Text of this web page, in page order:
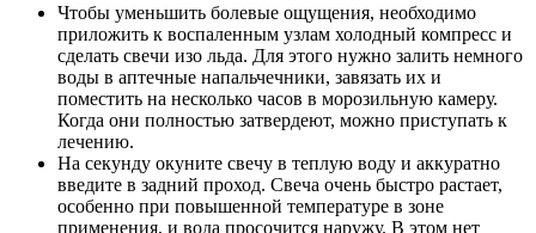
Чтобы уменьшить болевые ощущения, необходимо
приложить к воспаленным узлам холодный компресс и
сделать свечи изо льда. Для этого нужно залить немного
воды в аптечные напальчечники, завязать их и
поместить на несколько часов в морозильную камеру.
Когда они полностью затвердеют, можно приступать к
лечению.
На секунду окуните свечу в теплую воду и аккуратно
введите в задний проход. Свеча очень быстро растает,
особенно при повышенной температуре в зоне
применения, и вода просочится наружу. В этом нет